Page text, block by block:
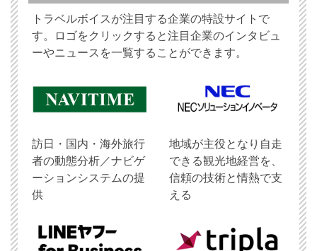
トラベルボイスが注目する企業の特設サイトで
す。ロゴをクリックすると注目企業のインタビュ
ーやニュースを一覧することができます。
訪日・国内・海外旅行
者の動態分析／ナビゲ
ーションシステムの提
供
地域が主役となり自走
できる観光地経営を、
信頼の技術と情熱で支
える